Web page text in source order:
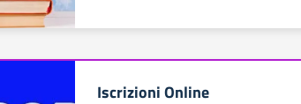
Iscrizioni Online